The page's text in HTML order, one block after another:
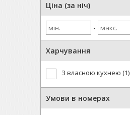
Ціна (за ніч)
-
Харчування
З власною кухнею (1)
Умови в номерах